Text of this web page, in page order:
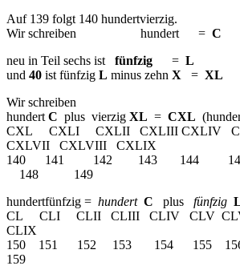
Auf 139 folgt 140 hundertvierzig.
Wir schreiben hundert = C
neu in Teil sechs ist fünfzig = L
und 40 ist fünfzig L minus zehn X = XL
Wir schreiben
hundert C plus vierzig XL = CXL
CXL CXLI CXLII CXLIII CXLIV
CXLVII CXLVIII CXLIX
140 141 142 143 144
148 149
hundertfünfzig = hundert C plus fünfzig
CL CLI CLII CLIII CLIV CLV
CLIX
150 151 152 153 154 155
159